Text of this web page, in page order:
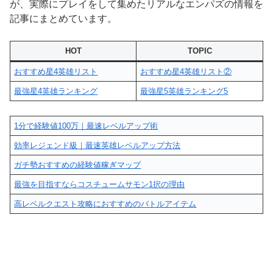
が、実際にプレイをして集めたリアルなエンパズの情報を
記事にまとめています。
HOT TOPIC
おすすめ星4英雄リスト おすすめ星4英雄リスト②
最強星4英雄ランキング 最強星5英雄ランキング5
1分で経験値100万｜最速レベルアップ術
効率レジェンド級｜最速英雄レベルアップ方法
ガチ勢おすすめの経験値稼ぎマップ
最強を目指すならコスチュームサモン1択の理由
高レベルクエスト攻略におすすめのバトルアイテム